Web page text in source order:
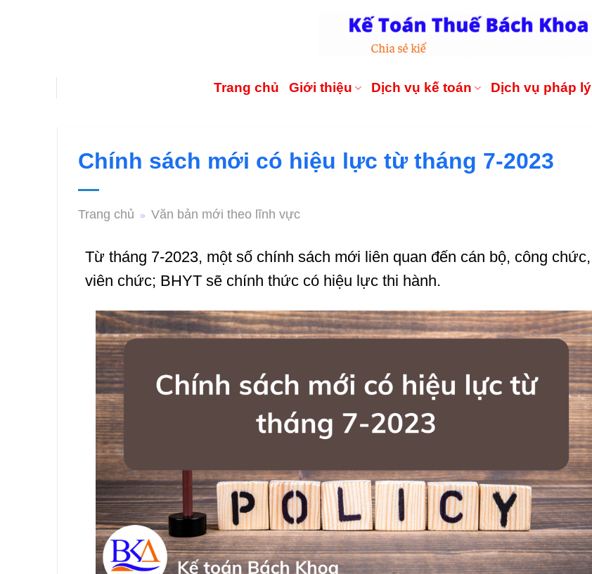
Trang chủ Giới thiệu Dịch vụ kế toán Dịch vụ pháp lý
Chính sách mới có hiệu lực từ tháng 7-2023
Trang chủ » Văn bản mới theo lĩnh vực
Từ tháng 7-2023, một số chính sách mới liên quan đến cán bộ, công chức,
viên chức; BHYT sẽ chính thức có hiệu lực thi hành.